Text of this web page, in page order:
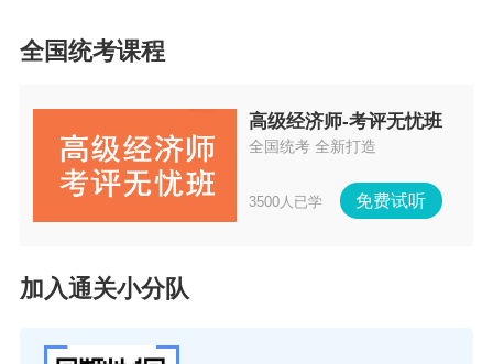
全国统考课程
高级经济师-考评无忧班
全国统考 全新打造
3500人已学 免费试听
加入通关小分队